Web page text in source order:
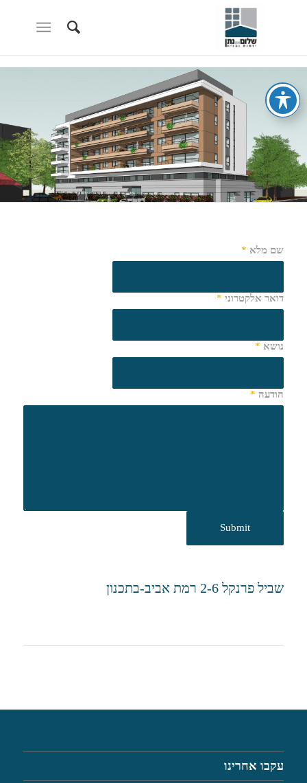
שם מלא *
דואר אלקטרוני *
נושא *
הודעה *
שביל פרנקל 2-6 רמת אביב-בתכנון
עקבו אחרינו